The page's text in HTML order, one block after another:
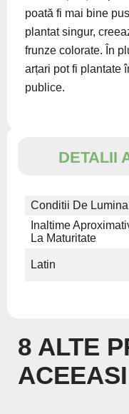
poată fi mai bine
plantat singur,
frunze colorate. În
arțari pot fi plantate
publice.
DETALII
Conditii De Lumina
Inaltime
La Maturitate
Latin
8 ALTE